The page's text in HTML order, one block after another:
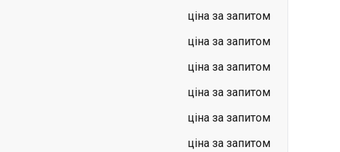
ціна за запитом
ціна за запитом
ціна за запитом
ціна за запитом
ціна за запитом
ціна за запитом